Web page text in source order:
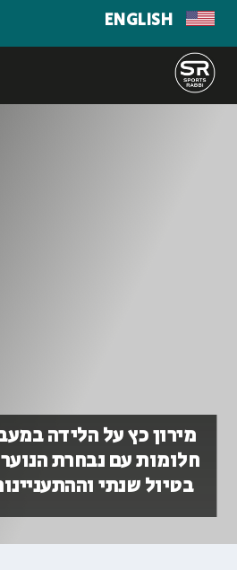
ENGLISH
מירון כץ על הלידה
חלומות עם נבחרת
בטיול שנתי